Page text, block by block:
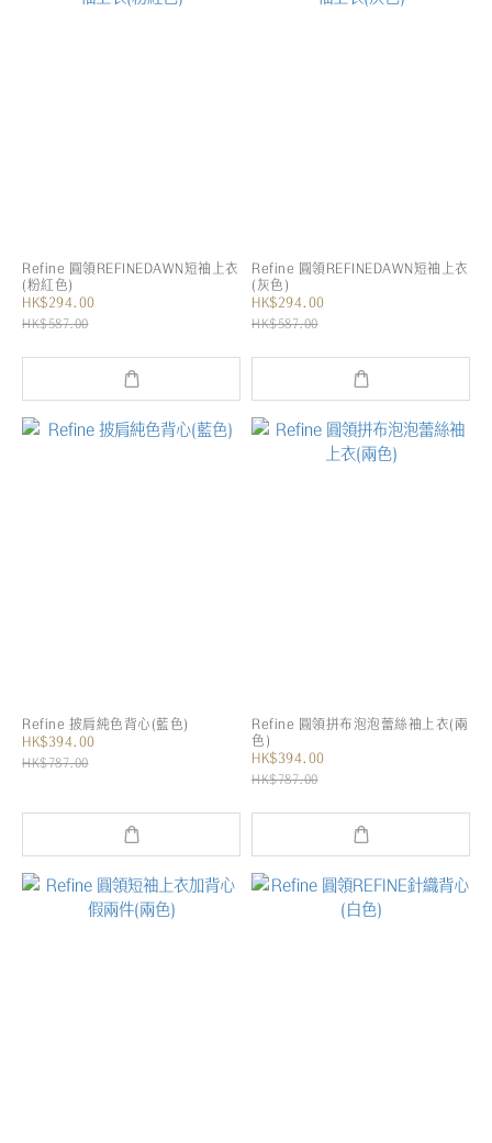
Refine 圓領REFINEDAWN短袖上衣
(粉紅色)
HK$294.00
HK$587.00
Refine 圓領REFINEDAWN短袖上衣
(灰色)
HK$294.00
HK$587.00
Refine 披肩純色背心(藍色)
HK$394.00
HK$787.00
Refine 圓領拼布泡泡蕾絲袖上衣(兩
色)
HK$394.00
HK$787.00